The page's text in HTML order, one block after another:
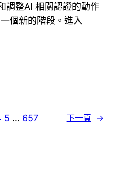
整AI 相關認證的動作
個新的階段。進入
5 … 657 下一頁 →